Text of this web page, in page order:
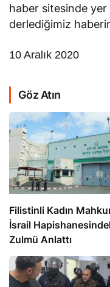
haber sitesinde
derlediğimiz
10 Aralık 2020
Göz Atın
Filistinli Kadın
İsrail
Zulmü Anlattı